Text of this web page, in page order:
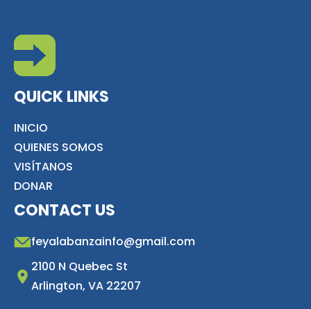
QUICK LINKS
INICIO
QUIENES SOMOS
VISÍTANOS
DONAR
CONTACT US
feyalabanzainfo@gmail.com
2100 N Quebec St
Arlington, VA 22207